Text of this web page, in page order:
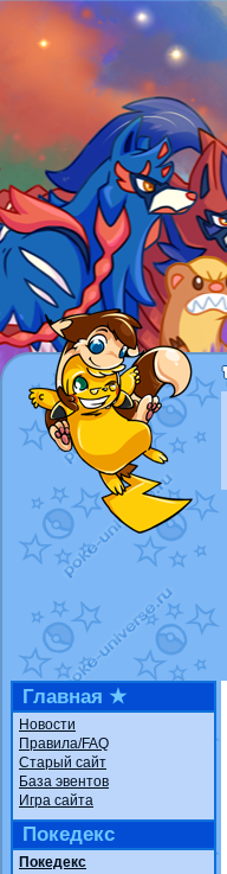
Главная ★
Новости
Правила/FAQ
Старый сайт
База эвентов
Игра сайта
Покедекс
Покедекс